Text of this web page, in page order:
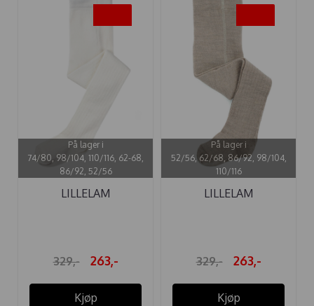
På lager i
74/80, 98/104, 110/116, 62-68,
86/92, 52/56
LILLELAM
329,- 263,-
Kjøp
På lager i
52/56, 62/68, 86/92, 98/104,
110/116
LILLELAM
329,- 263,-
Kjøp